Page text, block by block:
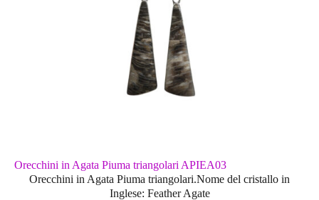
Orecchini in Agata Piuma triangolari APIEA03
Orecchini in Agata Piuma triangolari.Nome del cristallo in
Inglese: Feather Agate